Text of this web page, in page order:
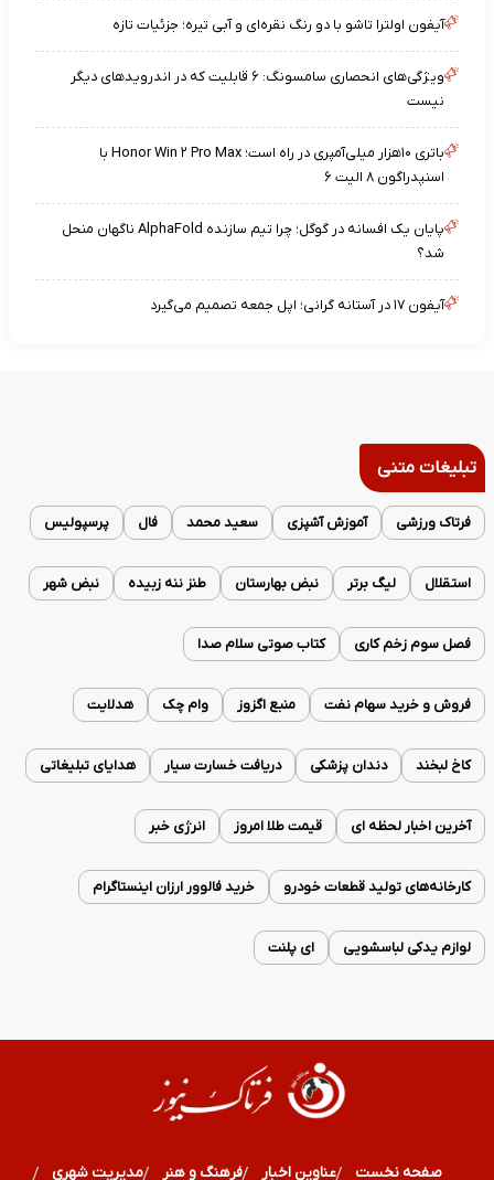
آیفون اولترا تاشو با دو رنگ نقره‌ای و آبی تیره؛ جزئیات تازه
ویژگی‌های انحصاری سامسونگ: ۶ قابلیت که در اندرویدهای دیگر
نیست
باتری ۱۰هزار میلی‌آمپری در راه است؛ Honor Win ۲ Pro Max با
اسنپدراگون ۸ الیت ۶
پایان یک افسانه در گوگل؛ چرا تیم سازنده AlphaFold ناگهان منحل
شد؟
آیفون ۱۷ در آستانه گرانی؛ اپل جمعه تصمیم می‌گیرد
تبلیغات متنی
فرتاک ورزشی آموزش آشپزی سعید محمد فال پرسپولیس
استقلال لیگ برتر نبض بهارستان طنز ننه زبیده نبض شهر
فصل سوم زخم کاری کتاب صوتی سلام صدا
فروش و خرید سهام نفت منبع اگزوز وام چک هدلایت
کاخ لبخند دندان پزشکی دریافت خسارت سیار هدایای تبلیغاتی
آخرین اخبار لحظه ای قیمت طلا امروز انرژی خبر
کارخانه‌های تولید قطعات خودرو خرید فالوور ارزان اینستاگرام
لوازم یدکی لباسشویی ای پلنت
صفحه نخست عناوین اخبار فرهنگ و هنر مدیریت شهری